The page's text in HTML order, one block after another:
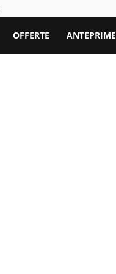
OFFERTE ANTEPRIME